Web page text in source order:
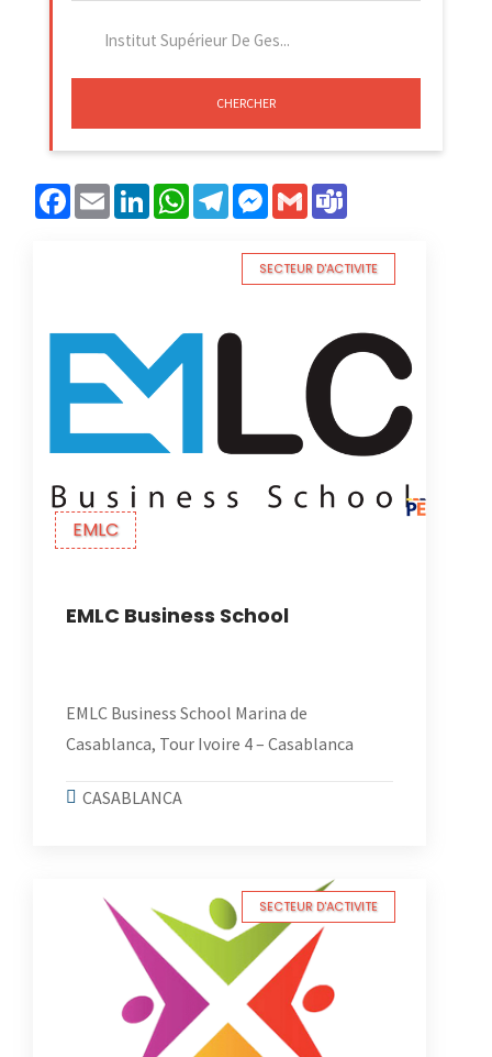
CHERCHER
Facebook
Email LinkedInWhatsAppTelegramMessenger
Gmail
EMLC
SECTEUR D'ACTIVITE
EMLC Business School
EMLC Business School Marina de
Casablanca, Tour Ivoire 4 – Casablanca
CASABLANCA
SECTEUR D'ACTIVITE